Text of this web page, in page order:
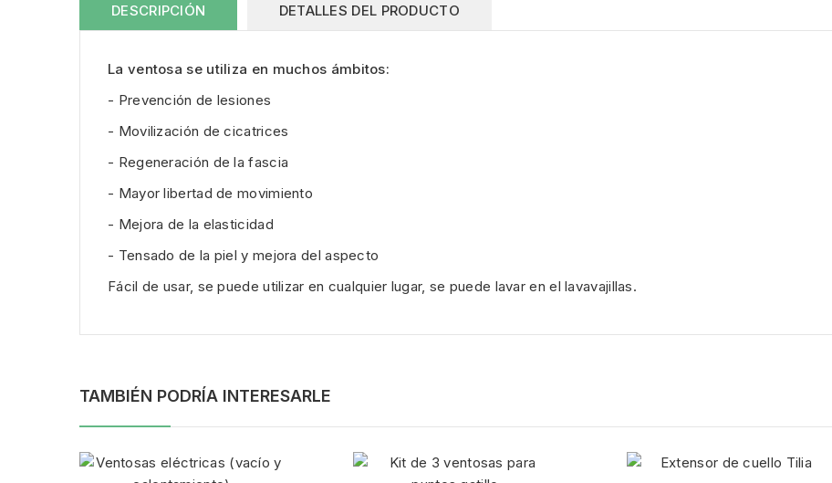
DESCRIPCIÓN DETALLES DEL PRODUCTO
La ventosa se utiliza en muchos ámbitos:
- Prevención de lesiones
- Movilización de cicatrices
- Regeneración de la fascia
- Mayor libertad de movimiento
- Mejora de la elasticidad
- Tensado de la piel y mejora del aspecto
Fácil de usar, se puede utilizar en cualquier lugar, se puede lavar en el lavavajillas.
TAMBIÉN PODRÍA INTERESARLE